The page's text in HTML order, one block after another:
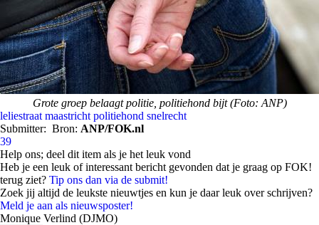
Grote groep belaagt politie, politiehond bijt (Foto: ANP)
leliestraat maastricht politiehond snelrecht
Submitter: Bron: ANP/FOK.nl
39
Help ons; deel dit item als je het leuk vond
Heb je een leuk of interessant bericht gevonden dat je graag op FOK!
terug ziet? Tip ons dan via de submit!
Zoek jij altijd de leukste nieuwtjes en kun je daar leuk over schrijven?
Meld je aan als nieuwsposter!
Monique Verlind (DJMO)